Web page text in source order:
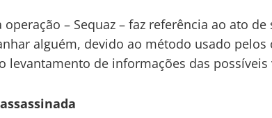
operação – Sequaz – faz referência ao ato
alguém, devido ao método usado pelos
levantamento de informações das possíveis